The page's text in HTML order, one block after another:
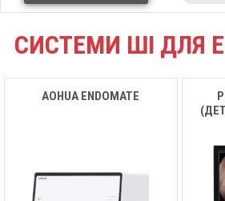
СИСТЕМИ ШІ ДЛЯ
AOHUA ENDOMATE